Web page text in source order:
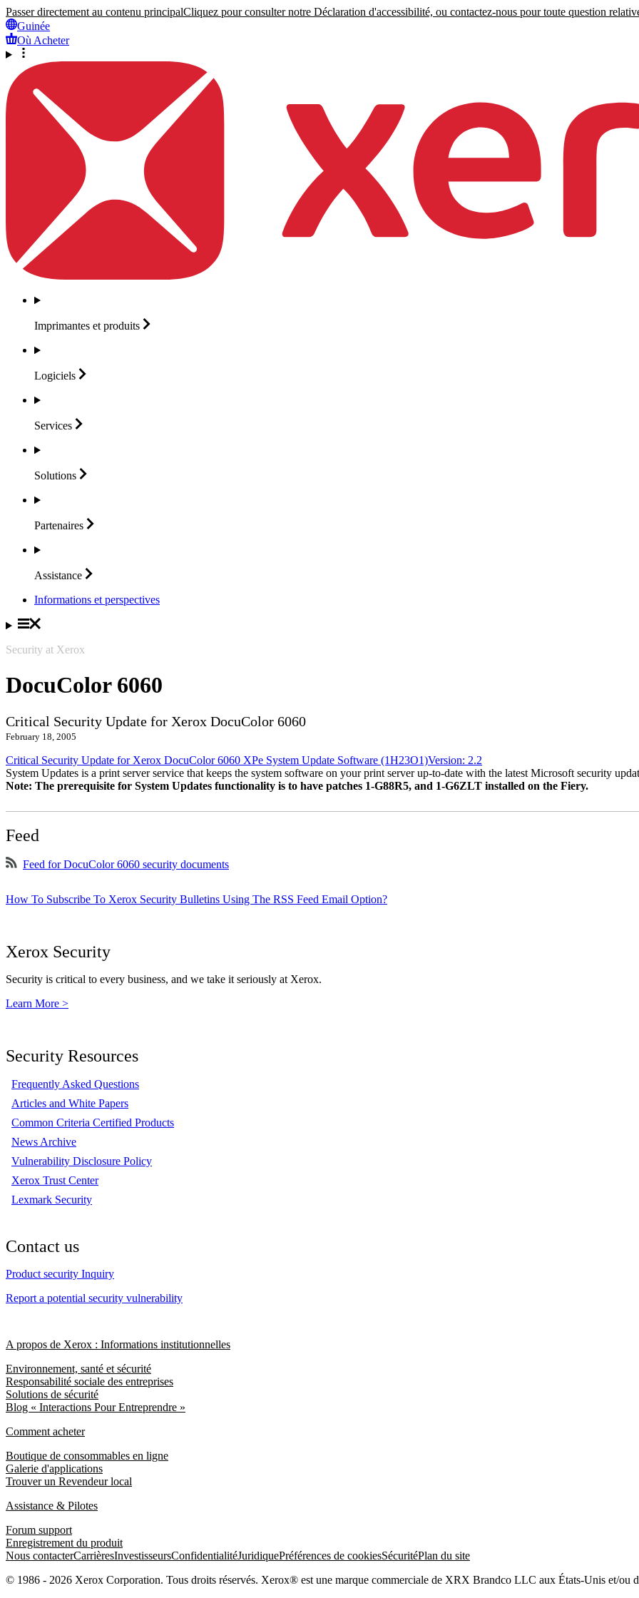
Passer directement au contenu principalCliquez pour consulter notre Déclaration d'accessibilité, ou contactez-nous pour toute question
Guinée
Où Acheter
Imprimantes et produits
Logiciels
Services
Solutions
Partenaires
Assistance
Informations et perspectives
Security at Xerox
DocuColor 6060
Critical Security Update for Xerox DocuColor 6060
February 18, 2005
Critical Security Update for Xerox DocuColor 6060 XPe System Update Software (1H23O1)Version: 2.2
System Updates is a print server service that keeps the system software on your print server up-to-date with the latest Microsoft security
Note: The prerequisite for System Updates functionality is to have patches 1-G88R5, and 1-G6ZLT installed on the Fiery.
Feed
Feed for DocuColor 6060 security documents
How To Subscribe To Xerox Security Bulletins Using The RSS Feed Email Option?
Xerox Security
Security is critical to every business, and we take it seriously at Xerox.
Learn More >
Security Resources
Frequently Asked Questions
Articles and White Papers
Common Criteria Certified Products
News Archive
Vulnerability Disclosure Policy
Xerox Trust Center
Lexmark Security
Contact us
Product security Inquiry
Report a potential security vulnerability
A propos de Xerox : Informations institutionnelles
Environnement, santé et sécurité
Responsabilité sociale des entreprises
Solutions de sécurité
Blog « Interactions Pour Entreprendre »
Comment acheter
Boutique de consommables en ligne
Galerie d'applications
Trouver un Revendeur local
Assistance & Pilotes
Forum support
Enregistrement du produit
Nous contacterCarrièresInvestisseursConfidentialitéJuridiquePréférences de cookiesSécuritéPlan du site
© 1986 - 2026 Xerox Corporation. Tous droits réservés. Xerox® est une marque commerciale de XRX Brandco LLC aux États-Unis et/ou